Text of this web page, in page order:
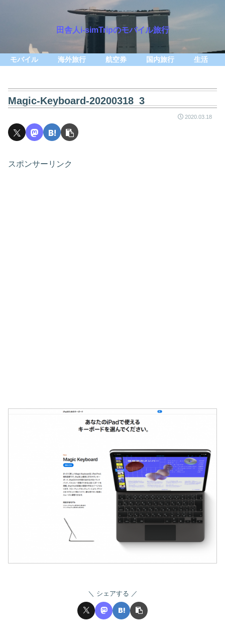
田舎人i-simTripのモバイル旅行
モバイル 海外旅行 航空券 国内旅行 生活
Magic-Keyboard-20200318_3
2020.03.18
スポンサーリンク
シェアする